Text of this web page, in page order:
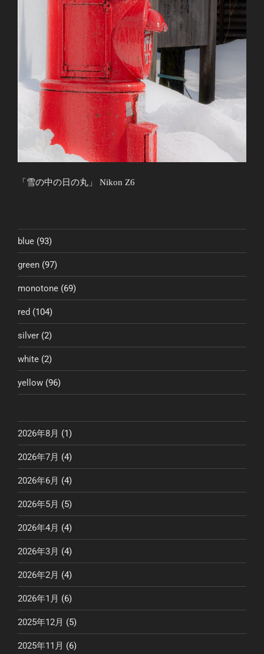
「雪の中の日の丸」 Nikon Z6
blue (93)
green (97)
monotone (69)
red (104)
silver (2)
white (2)
yellow (96)
2026年8月 (1)
2026年7月 (4)
2026年6月 (4)
2026年5月 (5)
2026年4月 (4)
2026年3月 (4)
2026年2月 (4)
2026年1月 (6)
2025年12月 (5)
2025年11月 (6)